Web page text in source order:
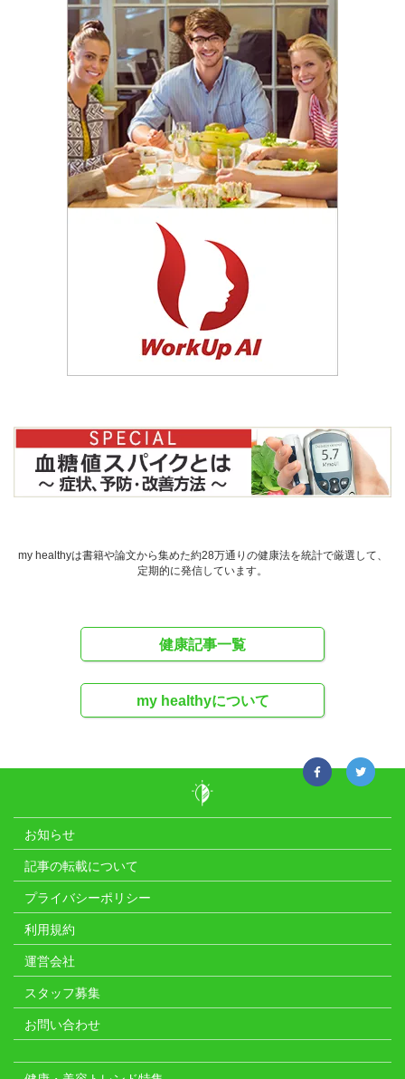
my healthyは書籍や論文から集めた約28万通りの健康法を統計で厳選して、
定期的に発信しています。
健康記事一覧
my healthyについて
お知らせ
記事の転載について
プライバシーポリシー
利用規約
運営会社
スタッフ募集
お問い合わせ